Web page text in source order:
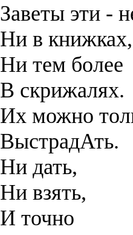
Заветы эти -
Ни в книжках,
Ни тем более
В скрижалях.
Их можно
ВыстрадАть.
Ни дать,
Ни взять,
И точно